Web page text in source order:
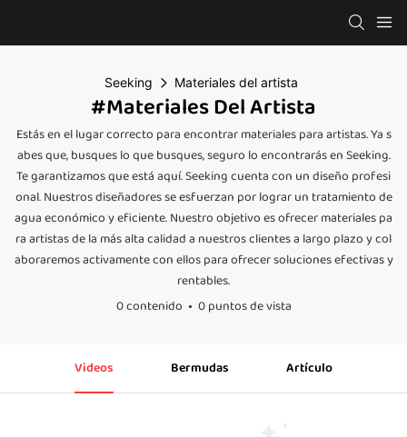
Seeking Materiales del artista
#Materiales Del Artista
Estás en el lugar correcto para encontrar materiales para artistas. Ya s
abes que, busques lo que busques, seguro lo encontrarás en Seeking.
Te garantizamos que está aquí. Seeking cuenta con un diseño profesi
onal. Nuestros diseñadores se esfuerzan por lograr un tratamiento de
agua económico y eficiente. Nuestro objetivo es ofrecer materiales pa
ra artistas de la más alta calidad a nuestros clientes a largo plazo y col
aboraremos activamente con ellos para ofrecer soluciones efectivas y
rentables.
0 contenido
0 puntos de vista
Videos Bermudas Artículo